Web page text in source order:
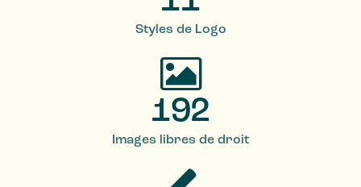
Styles de Logo
192
Images libres de droit